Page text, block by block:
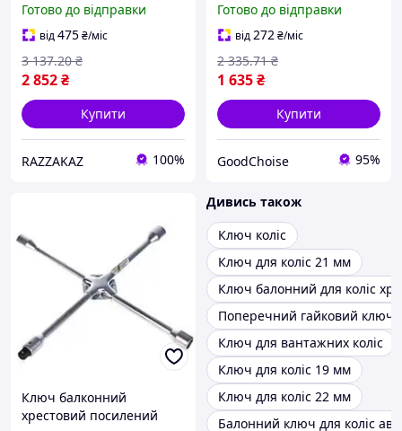
дюйм для вантажних
автомобілів
Готово до відправки
від475₴/міс
2 852₴
3 137.20 ₴
Купити
RAZZAKAZ 100%
(кейс, OX-636) /
Редукторний
планетарний ключ для
коліс
Готово до відправки
від272₴/міс
1 635₴
2 335.71 ₴
Купити
GoodChoise 95%
Ключ балконний
хрестовий посилений
Дивись також
Ключ коліс
Ключ для коліс 21 мм
Ключ балонний для коліс
Поперечний гайковий ключ
Ключ для вантажних коліс
Ключ для коліс 19 мм
Ключ для коліс 22 мм
Балонний ключ для коліс